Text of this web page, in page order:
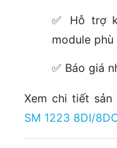
✅ Hỗ trợ
module phù
✅ Báo giá
Xem chi tiết sản
SM 1223 8DI/